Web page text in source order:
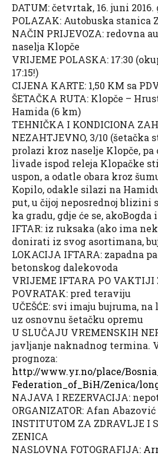
DATUM: četvrtak, 16. juni 2016.
POLAZAK: Autobuska stanica
NAČIN PRIJEVOZA: redovna
naselja Klopče
VRIJEME POLASKA: 17:30
17:15!)
CIJENA KARTE: 1,50 KM sa
ŠETAČKA RUTA: Klopče –
Hamida (6 km)
TEHNIČKA I KONDICIONA
NEZAHTJEVNO, 3/10 (šetačka
prolazi kroz naselje Klopče,
livade ispod releja Klopačke
uspon, a odatle obara kroz
Kopilo, odakle silazi na
put, u čijoj neposrednoj blizini
ka gradu, gdje će se,
IFTAR: iz ruksaka (ako ima
donirati iz svog asortimana,
LOKACIJA IFTARA: zapadna
betonskog dalekovoda
VRIJEME IFTARA PO VAKTIJI
POVRATAK: pred teraviju
UČEŠĆE: svi imaju bujruma,
uz osnovnu šetačku opremu
U SLUČAJU VREMENSKIH
javljanje naknadnog termina.
prognoza:
http://www.yr.no/place/
Federation_of_BiH/Zenica/
NAJAVA I REZERVACIJA:
ORGANIZATOR: Afan
INSTITUTOM ZA ZDRAVLJE I
ZENICA
NASLOVNA FOTOGRAFIJA: